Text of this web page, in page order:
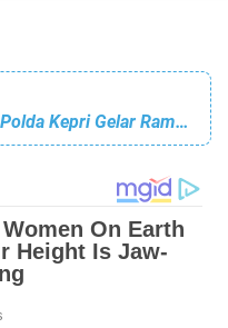
OPS Keselamatan Seligi 2026 Polda Kepri Gelar Ramp Check Angkutan Umum Dan Pariwisata.